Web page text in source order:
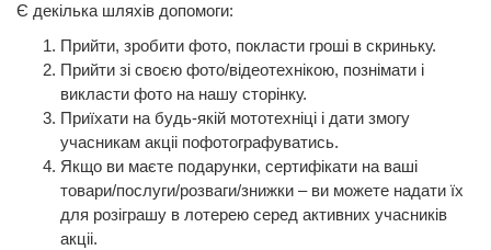
Є декілька шляхів допомоги:
Прийти, зробити фото, покласти гроші в скриньку.
Прийти зі своєю фото/відеотехнікою, познімати і
викласти фото на нашу сторінку.
Приїхати на будь-якій мототехніці і дати змогу
учасникам акціі пофотографуватись.
Якщо ви маєте подарунки, сертифікати на ваші
товари/послуги/розваги/знижки – ви можете надати їх
для розіграшу в лотерею серед активних учасників
акціі.